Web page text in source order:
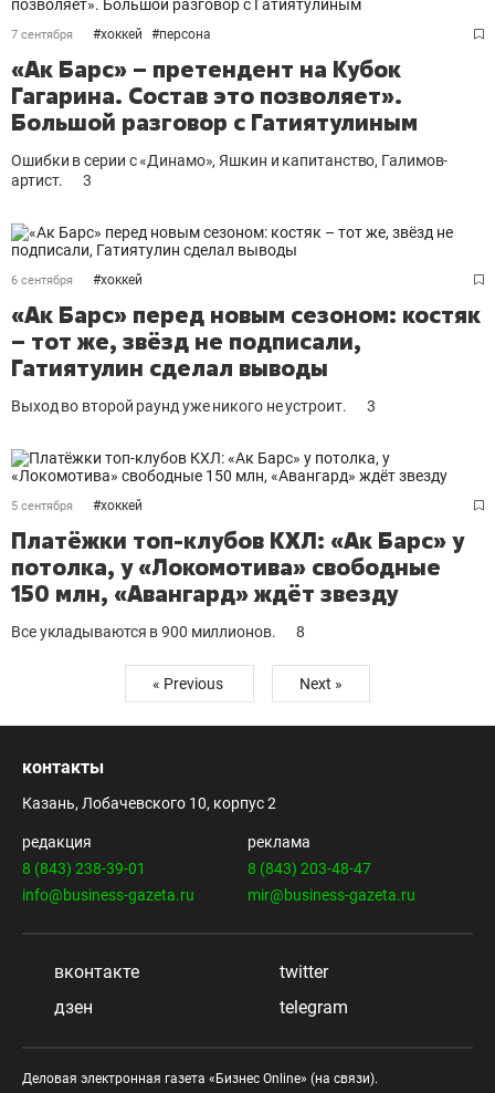
7 сентября #хоккей #персона
«Ак Барс» – претендент на Кубок
Гагарина. Состав это позволяет».
Большой разговор с Гатиятулиным
Ошибки в серии с «Динамо», Яшкин и капитанство, Галимов-
артист.
3
6 сентября #хоккей
«Ак Барс» перед новым сезоном: костяк
– тот же, звёзд не подписали,
Гатиятулин сделал выводы
Выход во второй раунд уже никого не устроит. 3
5 сентября #хоккей
Платёжки топ-клубов КХЛ: «Ак Барс» у
потолка, у «Локомотива» свободные
150 млн, «Авангард» ждёт звезду
Все укладываются в 900 миллионов. 8
« Previous Next »
контакты
Казань, Лобачевского 10, корпус 2
редакция
8 (843) 238-39-01
info@business-gazeta.ru
реклама
8 (843) 203-48-47
mir@business-gazeta.ru
вконтакте
twitter
дзен
telegram
Деловая электронная газета «Бизнес Online» (на связи).